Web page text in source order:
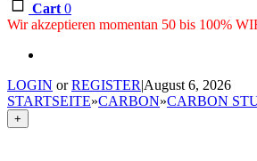
Cart 0
Wir akzeptieren momentan 50 bis 100%
LOGIN orREGISTER|August 6, 2026
STARTSEITE»CARBON»CARBON
+